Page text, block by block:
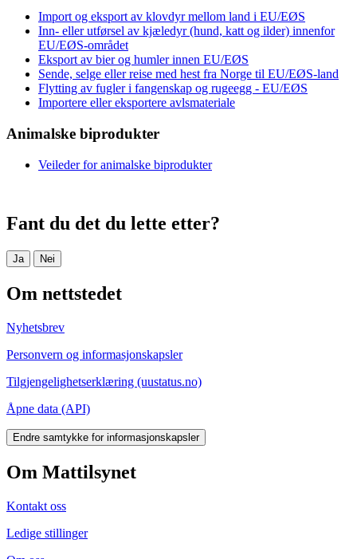
Import og eksport av klovdyr mellom land i EU/EØS
Inn- eller utførsel av kjæledyr (hund, katt og ilder) innenfor
EU/EØS-området
Eksport av bier og humler innen EU/EØS
Sende, selge eller reise med hest fra Norge til EU/EØS-land
Flytting av fugler i fangenskap og rugeegg - EU/EØS
Importere eller eksportere avlsmateriale
Animalske biprodukter
Veileder for animalske biprodukter
Fant du det du lette etter?
Ja Nei
Om nettstedet
Nyhetsbrev
Personvern og informasjonskapsler
Tilgjengelighetserklæring (uustatus.no)
Åpne data (API)
Endre samtykke for informasjonskapsler
Om Mattilsynet
Kontakt oss
Ledige stillinger